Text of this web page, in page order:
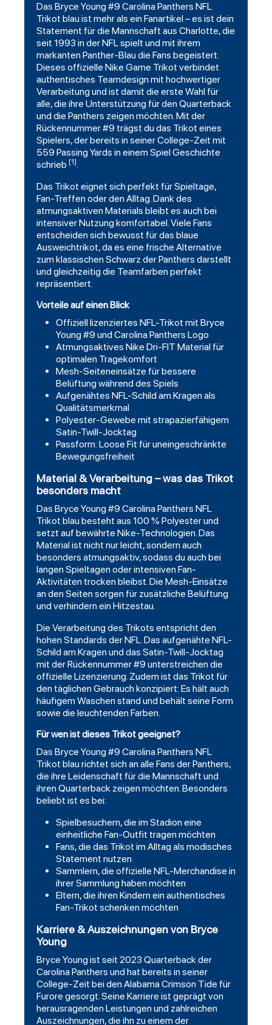
Das Bryce Young #9 CarolinaPanthers NFL
Trikot blau ist mehr als ein Fanartikel – es ist dein
Statement für die Mannschaft aus Charlotte, die
seit 1993 in der NFL spielt und mit ihrem
markanten Panther-Blau die Fans begeistert.
Dieses offizielle Nike Game Trikot verbindet
authentisches Teamdesign mit hochwertiger
Verarbeitung und ist damit die erste Wahl für
alle, die ihre Unterstützung für den Quarterback
und die Panthers zeigen möchten. Mit der
Rückennummer #9 trägst du das Trikot eines
Spielers, der bereits in seiner College-Zeit mit
559 Passing Yards in einem Spiel Geschichte
schrieb [1].
Das Trikot eignet sich perfekt für Spieltage,
Fan-Treffen oder den Alltag. Dank des
atmungsaktiven Materials bleibt es auch bei
intensiver Nutzung komfortabel. Viele Fans
entscheiden sich bewusst für das blaue
Ausweichtrikot, da es eine frische Alternative
zum klassischen Schwarz der Panthers darstellt
und gleichzeitig die Teamfarben perfekt
repräsentiert.
Vorteile auf einen Blick
Offiziell lizenziertes NFL-Trikot mit Bryce
Young #9 und Carolina Panthers Logo
Atmungsaktives Nike Dri-FIT Material für
optimalen Tragekomfort
Mesh-Seiteneinsätze für bessere
Belüftung während des Spiels
Aufgenähtes NFL-Schild am Kragen als
Qualitätsmerkmal
Polyester-Gewebe mit strapazierfähigem
Satin-Twill-Jocktag
Passform: Loose Fit für uneingeschränkte
Bewegungsfreiheit
Material & Verarbeitung – was das Trikot
besonders macht
Das Bryce Young #9 Carolina Panthers NFL
Trikot blau besteht aus 100 % Polyester und
setzt auf bewährte Nike-Technologien. Das
Material ist nicht nur leicht, sondern auch
besonders atmungsaktiv, sodass du auch bei
langen Spieltagen oder intensiven Fan-
Aktivitäten trocken bleibst. Die Mesh-Einsätze
an den Seiten sorgen für zusätzliche Belüftung
und verhindern ein Hitzestau.
Die Verarbeitung des Trikots entspricht den
hohen Standards der NFL. Das aufgenähte NFL-
Schild am Kragen und das Satin-Twill-Jocktag
mit der Rückennummer #9 unterstreichen die
offizielle Lizenzierung. Zudem ist das Trikot für
den täglichen Gebrauch konzipiert: Es hält auch
häufigem Waschen stand und behält seine Form
sowie die leuchtenden Farben.
Für wen ist dieses Trikot geeignet?
Das Bryce Young #9 Carolina Panthers NFL
Trikot blau richtet sich an alle Fans der Panthers,
die ihre Leidenschaft für die Mannschaft und
ihren Quarterback zeigen möchten. Besonders
beliebt ist es bei:
Spielbesuchern, die im Stadion eine
einheitliche Fan-Outfit tragen möchten
Fans, die das Trikot im Alltag als modisches
Statement nutzen
Sammlern, die offizielle NFL-Merchandise in
ihrer Sammlung haben möchten
Eltern, die ihren Kindern ein authentisches
Fan-Trikot schenken möchten
Karriere & Auszeichnungen von Bryce
Young
Bryce Young ist seit 2023 Quarterback der
Carolina Panthers und hat bereits in seiner
College-Zeit bei den Alabama Crimson Tide für
Furore gesorgt. Seine Karriere ist geprägt von
herausragenden Leistungen und zahlreichen
Auszeichnungen, die ihn zu einem der